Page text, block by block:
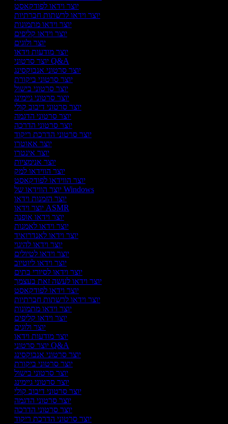
יוצר וידאו לפודקאסט
יוצר וידאו לרשתות חברתיות
יוצר וידאו מתמונות
יוצר וידאו קליפים
יוצר ולוגים
יוצר מודעות וידאו
יוצר סרטוני Q&A
יוצר סרטוני אנבוקסינג
יוצר סרטוני ביקורת
יוצר סרטוני בישול
יוצר סרטוני גיימינג
יוצר סרטוני דיבוב קולי
יוצר סרטוני הדגמה
יוצר סרטוני הדרכה
יוצר סרטוני הדרכת ריקוד
יוצר אאוטרו
יוצר אינטרו
יוצר אנימציות
יוצר הווידאו למק
יוצר הווידאו לפודקאסט
יוצר הווידאו של Windows
יוצר הזמנות וידאו
יוצר וידאו ASMR
יוצר וידאו אופנה
יוצר וידאו לאמנות
יוצר וידאו לאנדרואיד
יוצר וידאו להיגוי
יוצר וידאו לטיולים
יוצר וידאו ליוטיוב
יוצר וידאו לסיורי בתים
יוצר וידאו לעשה זאת בעצמך
יוצר וידאו לפודקאסט
יוצר וידאו לרשתות חברתיות
יוצר וידאו מתמונות
יוצר וידאו קליפים
יוצר ולוגים
יוצר מודעות וידאו
יוצר סרטוני Q&A
יוצר סרטוני אנבוקסינג
יוצר סרטוני ביקורת
יוצר סרטוני בישול
יוצר סרטוני גיימינג
יוצר סרטוני דיבוב קולי
יוצר סרטוני הדגמה
יוצר סרטוני הדרכה
יוצר סרטוני הדרכת ריקוד